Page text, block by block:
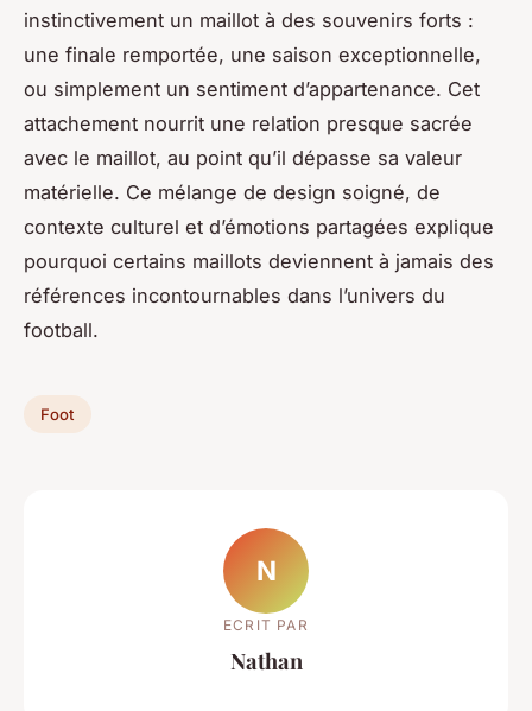
instinctivement un maillot à des souvenirs forts :
une finale remportée, une saison exceptionnelle,
ou simplement un sentiment d’appartenance. Cet
attachement nourrit une relation presque sacrée
avec le maillot, au point qu’il dépasse sa valeur
matérielle. Ce mélange de design soigné, de
contexte culturel et d’émotions partagées explique
pourquoi certains maillots deviennent à jamais des
références incontournables dans l’univers du
football.
Foot
N
ECRIT PAR
Nathan